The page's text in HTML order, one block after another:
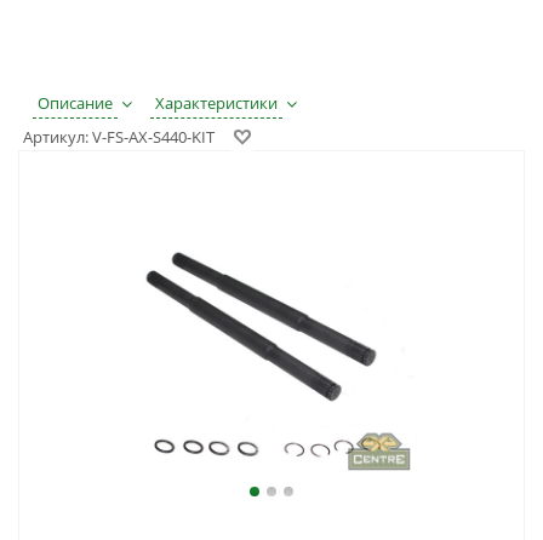
Описание
Характеристики
Артикул:V-FS-AX-S440-KIT